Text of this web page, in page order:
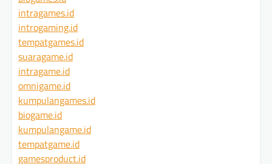
intragames.id
introgaming.id
tempatgames.id
suaragame.id
intragame.id
omnigame.id
kumpulangames.id
biogame.id
kumpulangame.id
tempatgame.id
gamesproduct.id